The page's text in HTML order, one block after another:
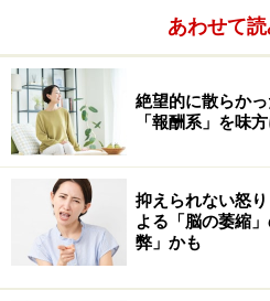
て、体も脳もぐっすりと休ん
になっていきます。ノンレム
体は休んだままの状態で、大
のとき私たちは夢を見ている
らと素早く動くのが認められ
ります。レム睡眠は、「Rapid
球運動）を伴う睡眠」という
「眼球運動が見られない（
味です。レム睡眠が数分～数
レム睡眠となります。このノ
あわせて
絶望的に散らか
「報酬系」を味
抑えられない怒
よる「脳の萎縮
弊」かも